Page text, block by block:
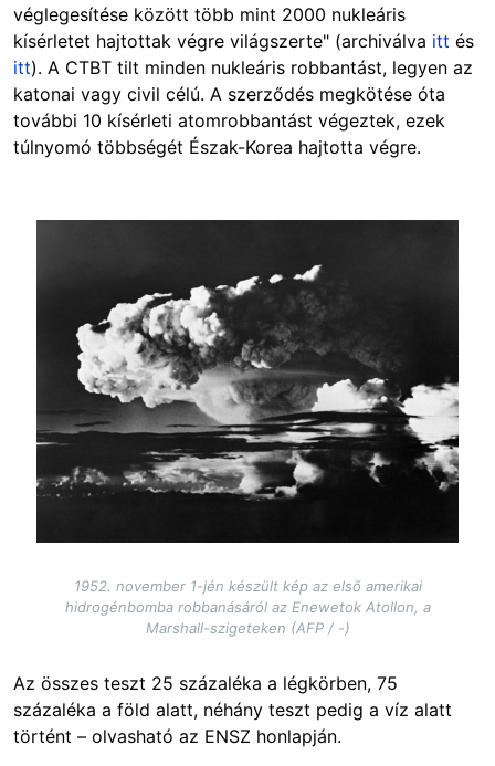
véglegesítése között több mint 2000 nukleáris
kísérletet hajtottak végre világszerte" (archiválva itt és
itt). A CTBT tilt minden nukleáris robbantást, legyen az
katonai vagy civil célú. A szerződés megkötése óta
további 10 kísérleti atomrobbantást végeztek, ezek
túlnyomó többségét Észak-Korea hajtotta végre.
1952. november 1-jén készült kép az első amerikai
hidrogénbomba robbanásáról az Enewetok Atollon, a
Marshall-szigeteken (AFP / -)
Az összes teszt 25 százaléka a légkörben, 75
százaléka a föld alatt, néhány teszt pedig a víz alatt
történt – olvasható az ENSZ honlapján.